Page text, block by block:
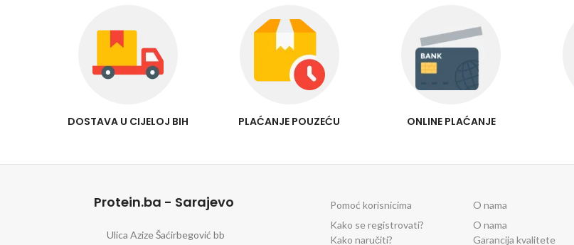
DOSTAVA U CIJELOJ BIH PLAĆANJE POUZEĆU ONLINE PLAĆANJE
Protein.ba - Sarajevo
Ulica Azize Šaćirbegović bb
Pomoć korisnicima
Kako se registrovati?
Kako naručiti?
O nama
O nama
Garancija kvalitete